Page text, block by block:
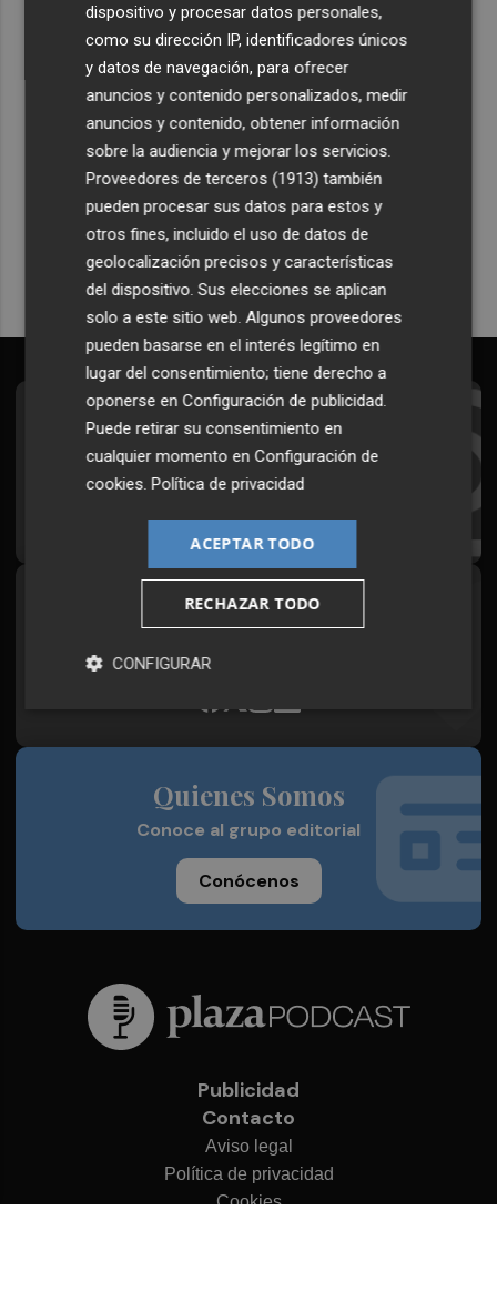
Recibe toda la actualidad de
Plaza Podcast en tu correo
Quiero suscribirme
Suscríbete al Boletín
Todos los días a primera hora en tu email
¡Quiero suscribirme!
Síguenos en redes
Quienes Somos
Conoce al grupo editorial
Conócenos
Publicidad
Contacto
Aviso legal
Política de privacidad
Cookies
dispositivo y procesar datos personales,
como su dirección IP, identificadores únicos
y datos de navegación, para ofrecer
anuncios y contenido personalizados, medir
anuncios y contenido, obtener información
sobre la audiencia y mejorar los servicios.
Proveedores de terceros (1913) también
pueden procesar sus datos para estos y
otros fines, incluido el uso de datos de
geolocalización precisos y características
del dispositivo. Sus elecciones se aplican
solo a este sitio web. Algunos proveedores
pueden basarse en el interés legítimo en
lugar del consentimiento; tiene derecho a
oponerse enConfiguración de publicidad
Puede retirar su consentimiento en
cualquier momento enConfiguración de
cookies .Política de privacidad
ACEPTAR TODO
RECHAZAR TODO
CONFIGURAR